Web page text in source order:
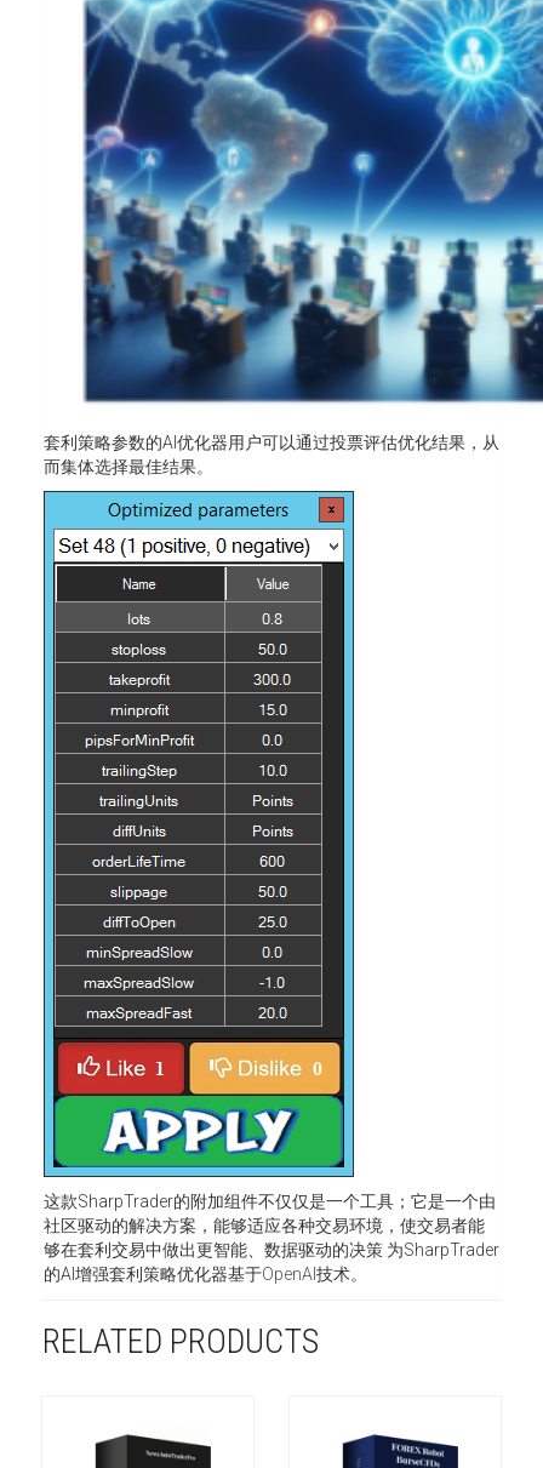
套利策略参数的AI优化器用户可以通过投票评估优化结果，从
而集体选择最佳结果。
这款SharpTrader的附加组件不仅仅是一个工具；它是一个由
社区驱动的解决方案，能够适应各种交易环境，使交易者能
够在套利交易中做出更智能、数据驱动的决策 为SharpTrader
的AI增强套利策略优化器基于OpenAI技术。
RELATED PRODUCTS